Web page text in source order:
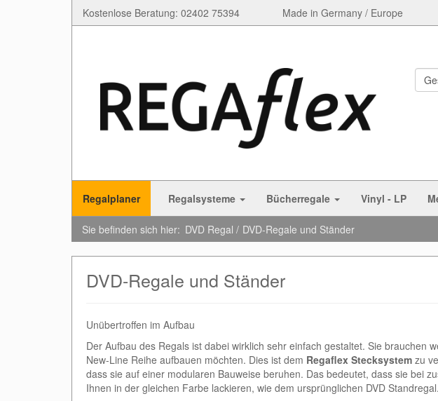
Kostenlose Beratung: 02402 75394 Made in Germany / Europe
Regalplaner Regalsysteme Bücherregale Vinyl - LP
Sie befinden sich hier: DVD Regal DVD-Regale und Ständer
DVD-Regale und Ständer
Unübertroffen im Aufbau
Der Aufbau des Regals ist dabei wirklich sehr einfach gestaltet. Sie brauchen
New-Line Reihe aufbauen möchten. Dies ist dem Regaflex Stecksystem zu
dass sie auf einer modularen Bauweise beruhen. Das bedeutet, dass sie bei
Ihnen in der gleichen Farbe lackieren, wie dem ursprünglichen DVD